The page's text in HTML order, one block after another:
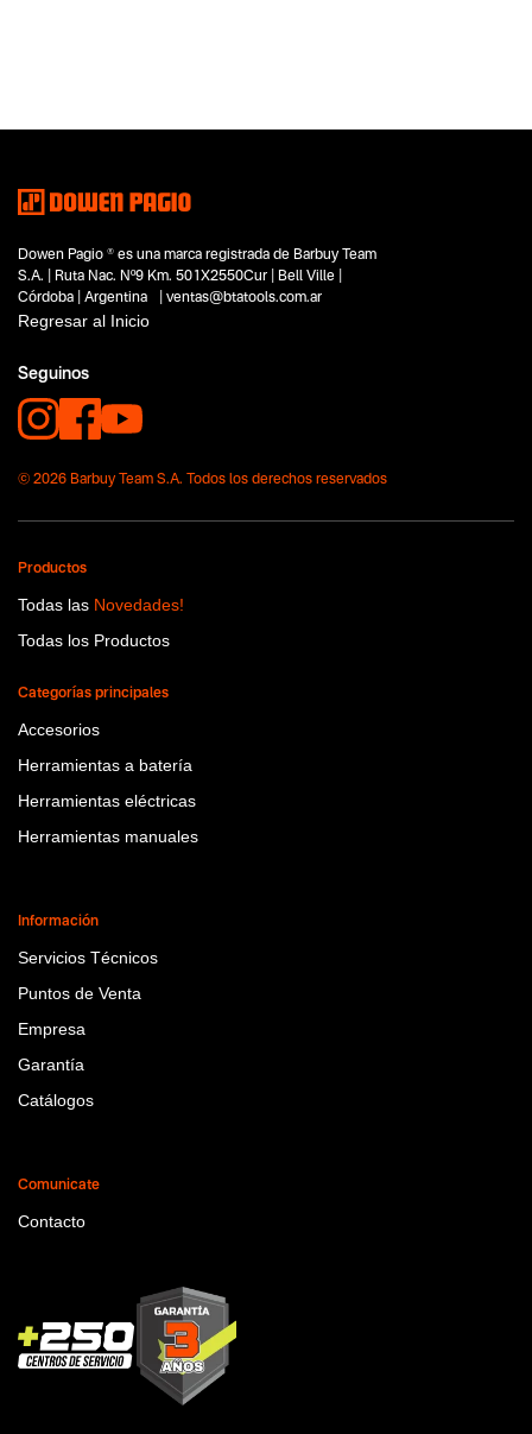
Segmentos - pendiente
Construcción
18V
Funcion o uso
No items found.
Flex One
Dowen Pagio ® es una marca registrada de Barbuy Team
S.A. | Ruta Nac. Nº9 Km. 501X2550Cur | Bell Ville |
Córdoba | Argentina | ventas@btatools.com.ar
Regresar al Inicio
Seguinos
© 2026 Barbuy Team S.A. Todos los derechos reservados
Productos
Todas las Novedades!
Todas los Productos
Categorías principales
Accesorios
Herramientas a batería
Herramientas eléctricas
Herramientas manuales
Información
Servicios Técnicos
Puntos de Venta
Empresa
Garantía
Catálogos
Comunicate
Contacto